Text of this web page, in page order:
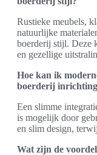
Rustieke meubels,
natuurlijke
boerderij stijl. Deze
en gezellige
Hoe kan ik
boerderij
Een slimme
is mogelijk door
en slim design,
Wat zijn de